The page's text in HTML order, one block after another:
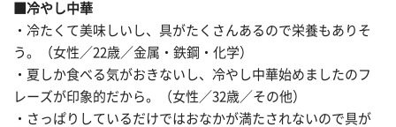
■冷やし中華
・冷たくて美味しいし、具がたくさんあるので栄養もありそ
う。（女性／22歳／金属・鉄鋼・化学）
・夏しか食べる気がおきないし、冷やし中華始めましたのフ
レーズが印象的だから。（女性／32歳／その他）
・さっぱりしているだけではおなかが満たされないので具が